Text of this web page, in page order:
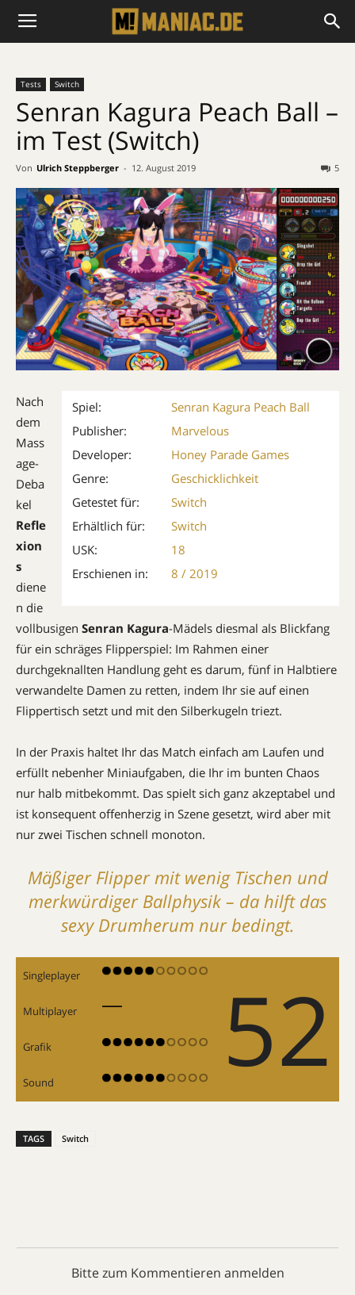
Tests Switch
Senran Kagura Peach Ball –
im Test (Switch)
Von Ulrich Steppberger - 12. August 2019 5
Spiel:
Senran Kagura Peach Ball
Publisher:
Marvelous
Developer:
Honey Parade Games
Genre:
Geschicklichkeit
Getestet für:
Switch
Erhältlich für:
Switch
USK:
18
Erschienen in:
8 / 2019
Nach
dem
Mass
age-
Deba
kel
Refle
xion
s
diene
n die
vollbusigen Senran Kagura-Mädels diesmal als Blickfang
für ein schräges Flipperspiel: Im Rahmen einer
durchgeknallten Handlung geht es darum, fünf in Halbtiere
verwandelte Damen zu retten, indem Ihr sie auf einen
Flippertisch setzt und mit den Silberkugeln triezt.
In der Praxis haltet Ihr das Match einfach am Laufen und
erfüllt ­nebenher Miniaufgaben, die Ihr im bunten Chaos
nur halb mitbekommt. Das spielt sich ganz akzeptabel und
ist konsequent offenherzig in Szene gesetzt, wird aber mit
nur zwei Tischen schnell monoton.
Mäßiger Flipper mit wenig Tischen und
merkwürdiger Ballphysik – da hilft das
sexy Drumherum nur bedingt.
Singleplayer 52
Multiplayer
Grafik
Sound
TAGS Switch
Bitte zum Kommentieren anmelden